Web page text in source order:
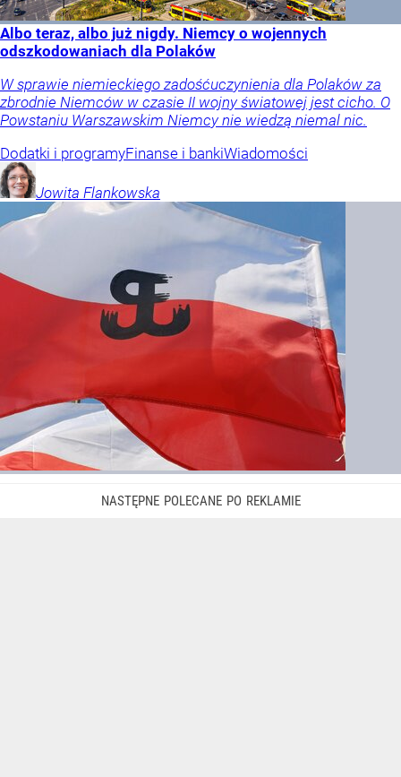
Albo teraz, albo już nigdy. Niemcy o wojennych
odszkodowaniach dla Polaków
W sprawie niemieckiego zadośćuczynienia dla Polaków za
zbrodnie Niemców w czasie II wojny światowej jest cicho. O
Powstaniu Warszawskim Niemcy nie wiedzą niemal nic.
Dodatki i programyFinanse i bankiWiadomości
Jowita Flankowska